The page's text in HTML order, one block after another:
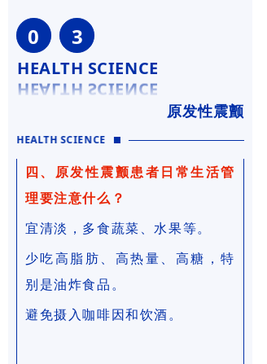
0 3
HEALTH SCIENCE
原发性震颤
HEALTH SCIENCE
四、原发性震颤患者日常生活管
理要注意什么？
宜清淡，多食蔬菜、水果等。
少吃高脂肪、高热量、高糖，特
别是油炸食品。
避免摄入咖啡因和饮酒。